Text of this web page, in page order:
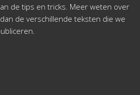
de tips en tricks. Meer weten over
de verschillende teksten die we